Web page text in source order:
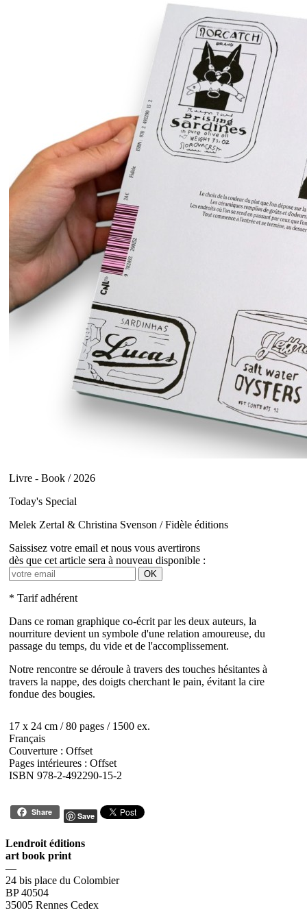
Livre - Book / 2026
Today's Special
Melek Zertal & Christina Svenson / Fidèle éditions
Saissisez votre email et nous vous avertirons
dès que cet article sera à nouveau disponible :
OK
* Tarif adhérent
Dans ce roman graphique co-écrit par les deux auteurs, la
nourriture devient un symbole d'une relation amoureuse, du
passage du temps, du vide et de l'accomplissement.
Notre rencontre se déroule à travers des touches hésitantes à
travers la nappe, des doigts cherchant le pain, évitant la cire
fondue des bougies.
17 x 24 cm / 80 pages / 1500 ex.
Français
Couverture : Offset
Pages intérieures : Offset
ISBN 978-2-492290-15-2
Share Save
Lendroit éditions
art book print
—
24 bis place du Colombier
BP 40504
35005 Rennes Cedex